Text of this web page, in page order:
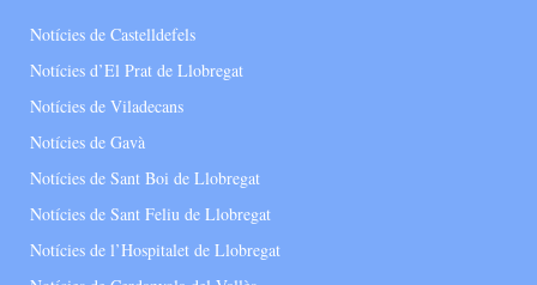
Notícies de Castelldefels
Notícies d’El Prat de Llobregat
Notícies de Viladecans
Notícies de Gavà
Notícies de Sant Boi de Llobregat
Notícies de Sant Feliu de Llobregat
Notícies de l’Hospitalet de Llobregat